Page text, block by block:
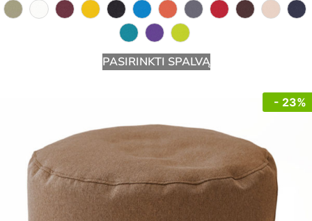
PASIRINKTI SPALVĄ
- 23%